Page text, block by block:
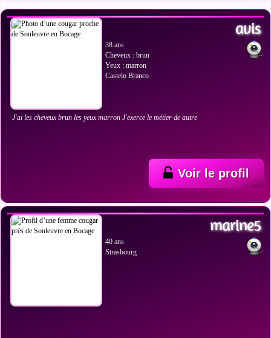
avis
38 ans
Cheveux : brun
Yeux : marron
Castelo Branco
J'ai les cheveux brun les yeux marron J'exerce le métier de autre
Voir le profil
marine5
40 ans
Strasbourg